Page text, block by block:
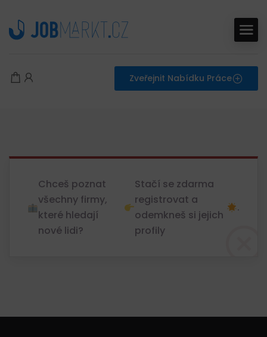
Zveřejnit Nabídku Práce
Chceš poznat
všechny firmy,
které hledají
nové lidi?
Stačí se zdarma
registrovat a
odemkneš si jejich
profily
.